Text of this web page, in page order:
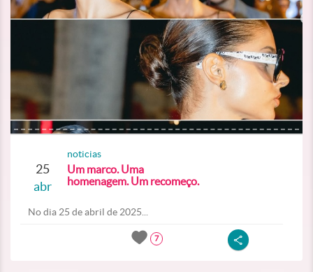
25
abr
noticias
Um marco. Uma
homenagem. Um recomeço.
No dia 25 de abril de 2025...
7